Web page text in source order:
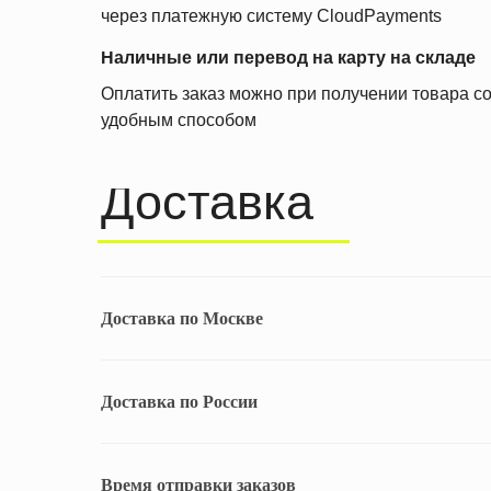
через платежную систему CloudPayments
Наличные или перевод на карту на складе
Оплатить заказ можно при получении товара
удобным способом
Доставка
Доставка по Москве
Доставка по России
Время отправки заказов